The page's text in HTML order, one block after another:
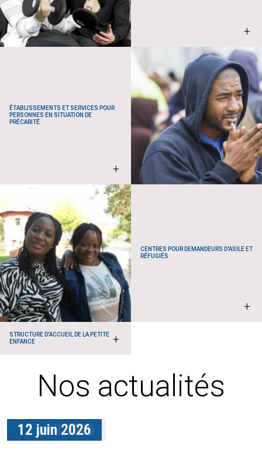
+
ÉTABLISSEMENTS ET SERVICES POUR
PERSONNES EN SITUATION DE
PRÉCARITÉ
+
CENTRES POUR DEMANDEURS D'ASILE ET
RÉFUGIÉS
+
STRUCTURE D'ACCUEIL DE LA PETITE
ENFANCE
+
Nos actualités
12 juin 2026
17 avril 2026